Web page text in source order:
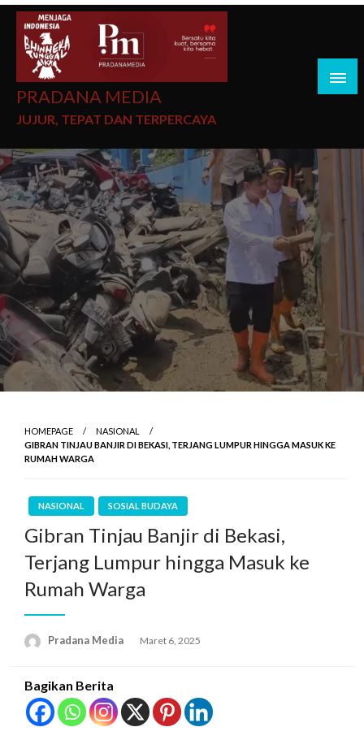
PRADANA MEDIA
JUJUR, TEPAT DAN TERPERCAYA
HOMEPAGE
NASIONAL
GIBRAN TINJAU BANJIR DI BEKASI, TERJANG LUMPUR HINGGA MASUK KE
RUMAH WARGA
NASIONAL SOSIAL BUDAYA
Gibran Tinjau Banjir di Bekasi,
Terjang Lumpur hingga Masuk ke
Rumah Warga
Pradana Media Maret 6, 2025
Bagikan Berita